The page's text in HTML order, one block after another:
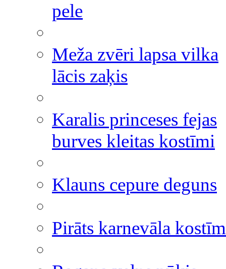
pele
Meža zvēri lapsa vilka
lācis zaķis
Karalis princeses fejas
burves kleitas kostīmi
Klauns cepure deguns
Pirāts karnevāla